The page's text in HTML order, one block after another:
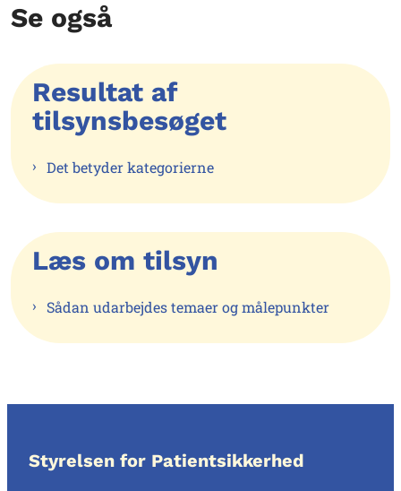
Se også
Resultat af
tilsynsbesøget
Det betyder kategorierne
Læs om tilsyn
Sådan udarbejdes temaer og målepunkter
Styrelsen for Patientsikkerhed